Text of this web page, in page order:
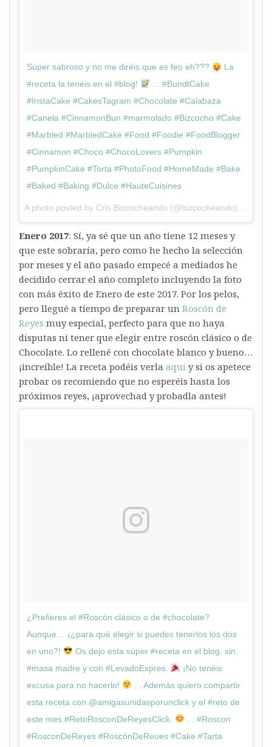
Súper sabroso y no me diréis que es feo eh???
La
#receta la tenéis en el #blog!
. . #BundtCake
#InstaCake #CakesTagram #Chocolate #Calabaza
#Canela #CinnamonBun #marmolado #Bizcocho #Cake
#Marbled #MarbledCake #Food #Foodie #FoodBlogger
#Cinnamon #Choco #ChocoLovers #Pumpkin
#PumpkinCake #Torta #PhotoFood #HomeMade #Bake
#Baked #Baking #Dulce #HauteCuisines
A photo posted by Cris Bizcocheando (@bizcocheando) on
Enero 2017: Sí, ya sé que un año tiene 12 meses y
que este sobraría, pero como he hecho la selección
por meses y el año pasado empecé a mediados he
decidido cerrar el año completo incluyendo la foto
con más éxito de Enero de este 2017. Por los pelos,
pero llegué a tiempo de preparar un Roscón de
Reyes muy especial, perfecto para que no haya
disputas ni tener que elegir entre roscón clásico o de
Chocolate. Lo rellené con chocolate blanco y bueno…
¡increíble! La receta podéis verla aquí y si os apetece
probar os recomiendo que no esperéis hasta los
próximos reyes, ¡aprovechad y probadla antes!
¿Prefieres el #Roscón clásico o de #chocolate?
Aunque… ¡¿para qué elegir si puedes tenerlos los dos
en uno?!
Os dejo esta súper #receta en el blog, sin
#masa madre y con #LevadoExpres.
¡No tenéis
excusa para no hacerlo!
. . Además quiero compartir
esta receta con @amigasunidasporunclick y el #reto de
este mes #RetoRosconDeReyesClick.
. . #Roscon
#RosconDeReyes #RoscónDeReues #Cake #Tarta